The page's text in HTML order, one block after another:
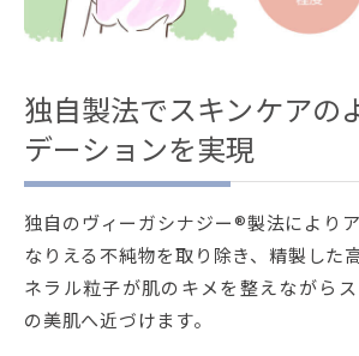
独自製法でスキンケアの
デーションを実現
独自のヴィーガシナジー®製法により
なりえる不純物を取り除き、精製した
ネラル粒子が肌のキメを整えながら
の美肌へ近づけます。